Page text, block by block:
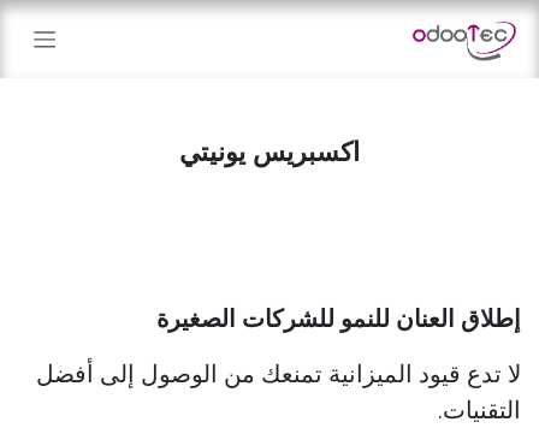
تخطي للذهاب إلى المحتوى
اكسبريس يونيتي
إطلاق العنان للنمو للشركات الصغيرة
لا تدع قيود الميزانية تمنعك من الوصول إلى أفضل
التقنيات.